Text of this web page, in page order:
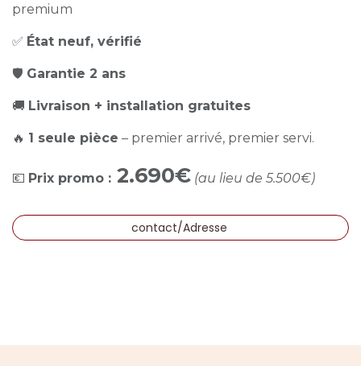
premium
✅ État neuf, vérifié
🛡️ Garantie 2 ans
🚚 Livraison + installation gratuites
🔥 1 seule pièce – premier arrivé, premier servi.
💶 Prix promo : 2.690€ (au lieu de 5.500€)
contact/Adresse